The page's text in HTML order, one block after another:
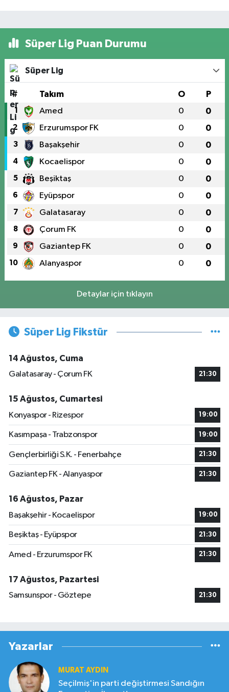
Süper Lig Puan Durumu
Süper Lig
# Takım O P
1 Amed 0 0
2 Erzurumspor FK 0 0
3 Başakşehir 0 0
4 Kocaelispor 0 0
5 Beşiktaş 0 0
6 Eyüpspor 0 0
7 Galatasaray 0 0
8 Çorum FK 0 0
9 Gaziantep FK 0 0
10 Alanyaspor 0 0
Detaylar için tıklayın
Süper Lig Fikstür
14 Ağustos, Cuma
Galatasaray - Çorum FK
21:30
15 Ağustos, Cumartesi
Konyaspor - Rizespor
19:00
Kasımpaşa - Trabzonspor 19:00
Gençlerbirliği S.K. - Fenerbahçe 21:30
Gaziantep FK - Alanyaspor 21:30
16 Ağustos, Pazar
Başakşehir - Kocaelispor
19:00
Beşiktaş - Eyüpspor 21:30
Amed - Erzurumspor FK 21:30
17 Ağustos, Pazartesi
Samsunspor - Göztepe
21:30
Yazarlar
MURAT AYDIN
Seçilmiş'in parti değiştirmesi Sandığın